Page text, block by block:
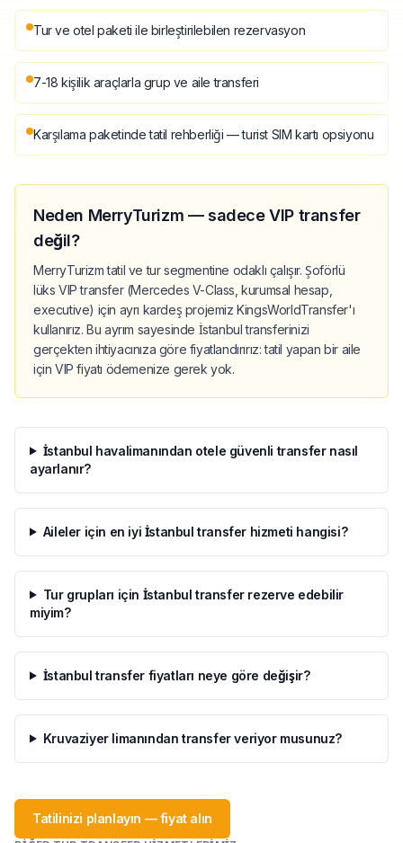
Tur ve otel paketi ile birleştirilebilen rezervasyon
7-18 kişilik araçlarla grup ve aile transferi
Karşılama paketinde tatil rehberliği — turist SIM kartı opsiyonu
Neden MerryTurizm — sadece VIP transfer
değil?
MerryTurizm tatil ve tur segmentine odaklı çalışır. Şoförlü
lüks VIP transfer (Mercedes V-Class, kurumsal hesap,
executive) için ayrı kardeş projemiz KingsWorldTransfer'ı
kullanırız. Bu ayrım sayesinde İstanbul transferinizi
gerçekten ihtiyacınıza göre fiyatlandırırız: tatil yapan bir aile
için VIP fiyatı ödemenize gerek yok.
İstanbul havalimanından otele güvenli transfer nasıl
ayarlanır?
Aileler için en iyi İstanbul transfer hizmeti hangisi?
Tur grupları için İstanbul transfer rezerve edebilir
miyim?
İstanbul transfer fiyatları neye göre değişir?
Kruvaziyer limanından transfer veriyor musunuz?
Tatilinizi planlayın — fiyat alın